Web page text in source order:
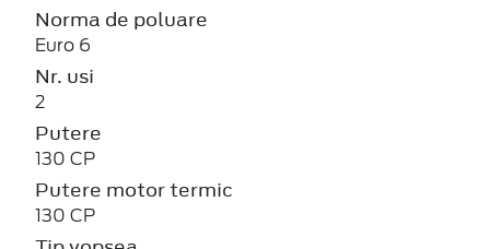
Norma de poluare
Euro 6
Nr. usi
2
Putere
130 CP
Putere motor termic
130 CP